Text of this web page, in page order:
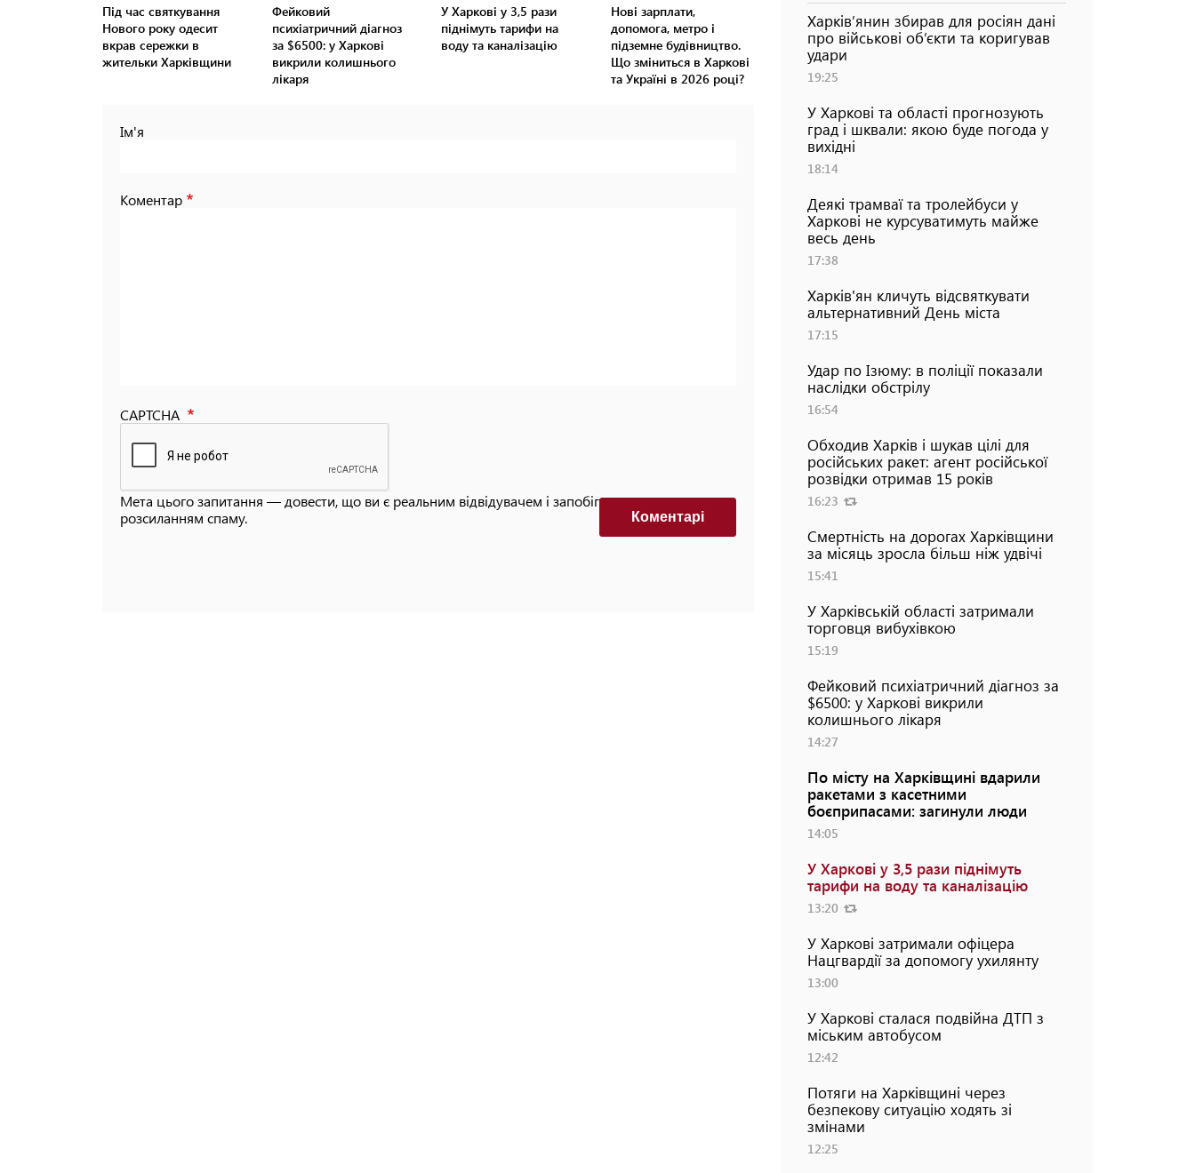
Під час святкування
Нового року одесит
вкрав сережки в
жительки Харківщини
Фейковий
психіатричний діагноз
за $6500: у Харкові
викрили колишнього
лікаря
У Харкові у 3,5 рази
піднімуть тарифи на
воду та каналізацію
Нові зарплати,
допомога, метро і
підземне будівництво.
Що зміниться в Харкові
та Україні в 2026 році?
Ім'я
Коментар
CAPTCHA
Мета цього запитання — довести, що ви є реальним відвідувачем і запобігти автоматизованим
розсиланням спаму.
Коментарi
Харків’янин збирав для росіян дані
про військові об’єкти та коригував
удари
19:25
У Харкові та області прогнозують
град і шквали: якою буде погода у
вихідні
18:14
Деякі трамваї та тролейбуси у
Харкові не курсуватимуть майже
весь день
17:38
Харків'ян кличуть відсвяткувати
альтернативний День міста
17:15
Удар по Ізюму: в поліції показали
наслідки обстрілу
16:54
Обходив Харків і шукав цілі для
російських ракет: агент російської
розвідки отримав 15 років
16:23
Смертність на дорогах Харківщини
за місяць зросла більш ніж удвічі
15:41
У Харківській області затримали
торговця вибухівкою
15:19
Фейковий психіатричний діагноз за
$6500: у Харкові викрили
колишнього лікаря
14:27
По місту на Харківщині вдарили
ракетами з касетними
боєприпасами: загинули люди
14:05
У Харкові у 3,5 рази піднімуть
тарифи на воду та каналізацію
13:20
У Харкові затримали офіцера
Нацгвардії за допомогу ухилянту
13:00
У Харкові сталася подвійна ДТП з
міським автобусом
12:42
Потяги на Харківщині через
безпекову ситуацію ходять зі
змінами
12:25